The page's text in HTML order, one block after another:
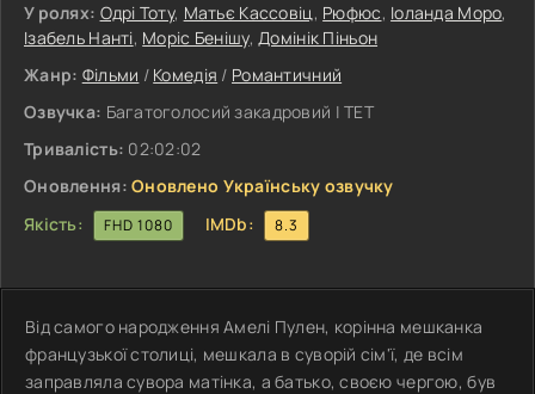
У ролях: Одрі Тоту, Матьє Кассовіц, Рюфюс, Іоланда Моро,
Ізабель Нанті, Моріс Бенішу,Домінік Піньон
Жанр: Фільми / Комедія / Романтичний
Озвучка: Багатоголосий закадровий | ТЕТ
Тривалість: 02:02:02
Оновлення: Оновлено Українську озвучку
Якість:
FHD 1080 IMDb: 8.3
Від самого народження Амелі Пулен, корінна мешканка
французької столиці, мешкала в суворій сім'ї, де всім
заправляла сувора матінка, а батько, своєю чергою, був